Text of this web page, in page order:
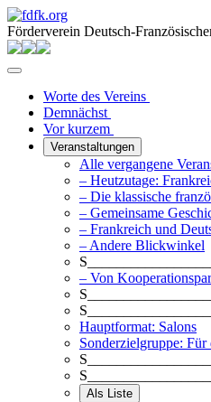
Förderverein Deutsch-
Worte des Vereins
Demnächst
Vor kurzem
Veranstaltungen
Alle vergangene
– Heutzutage:
– Die klassische
– Gemeinsame
– Frankreich und
– Andere Blickwinkel
– Von
Hauptformat: Salons
Sonderzielgruppe:
Als Liste